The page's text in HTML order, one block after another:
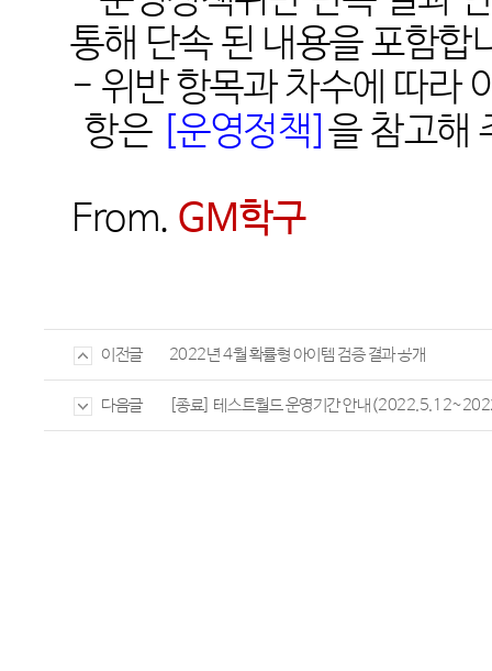
통해 단속 된 내용을 포함합
- 위반 항목과 차수에 따라
항은 [운영정책]을 참고해
From. GM학구
이전글 2022년 4월 확률형 아이템 검증 결과 공개
다음글 [종료] 테스트월드 운영기간 안내